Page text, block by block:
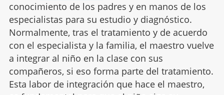
conocimiento de los padres y en manos de los
especialistas para su estudio y diagnóstico.
Normalmente, tras el tratamiento y de acuerdo
con el especialista y la familia, el maestro vuelve
a integrar al niño en la clase con sus
compañeros, si eso forma parte del tratamiento.
Esta labor de integración que hace el maestro,